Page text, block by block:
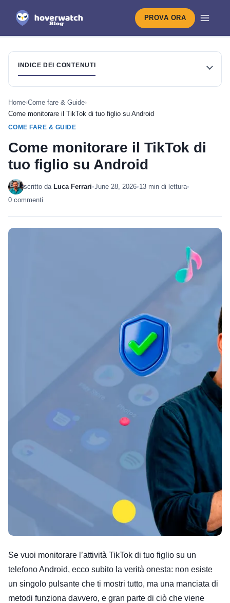
PROVA ORA
INDICE DEI CONTENUTI
Home›Come fare & Guide›
Come monitorare il TikTok di tuo figlio su Android
COME FARE & GUIDE
Come monitorare il TikTok di
tuo figlio su Android
scritto da Luca Ferrari•June 28, 2026•13 min di lettura•
0 commenti
Se vuoi monitorare l’attività TikTok di tuo figlio su un
telefono Android, ecco subito la verità onesta: non esiste
un singolo pulsante che ti mostri tutto, ma una manciata di
metodi funziona davvero, e gran parte di ciò che viene